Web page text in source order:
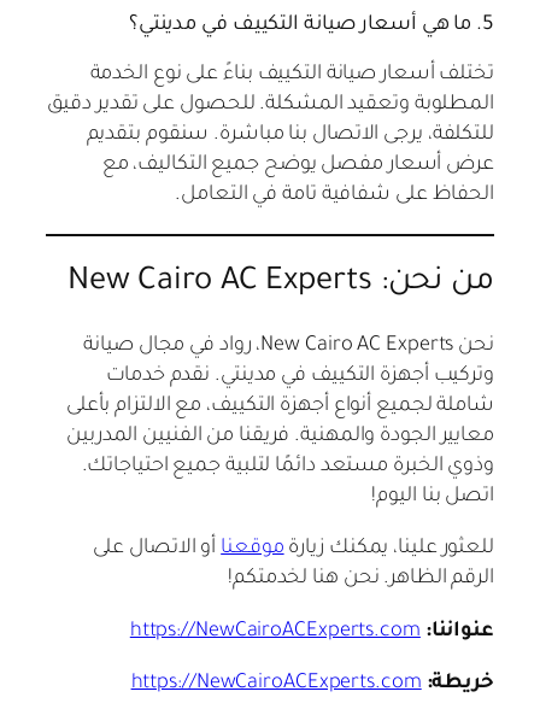
5. ما هي أسعار صيانة التكييف في مدينتي؟
تختلف أسعار صيانة التكييف بناءً على نوع الخدمة
المطلوبة وتعقيد المشكلة. للحصول على تقدير دقيق
للتكلفة، يرجى الاتصال بنا مباشرة. سنقوم بتقديم
عرض أسعار مفصل يوضح جميع التكاليف، مع
الحفاظ على شفافية تامة في التعامل.
من نحن: New Cairo AC Experts
نحن New Cairo AC Experts، رواد في مجال صيانة
وتركيب أجهزة التكييف في مدينتي. نقدم خدمات
شاملة لجميع أنواع أجهزة التكييف، مع الالتزام بأعلى
معايير الجودة والمهنية. فريقنا من الفنيين المدربين
وذوي الخبرة مستعد دائمًا لتلبية جميع احتياجاتك.
اتصل بنا اليوم!
للعثور علينا، يمكنك زيارةموقعناأو الاتصال على
الرقم الظاهر. نحن هنا لخدمتكم!
عنواننا: https://NewCairoACExperts.com
خريطة: https://NewCairoACExperts.com